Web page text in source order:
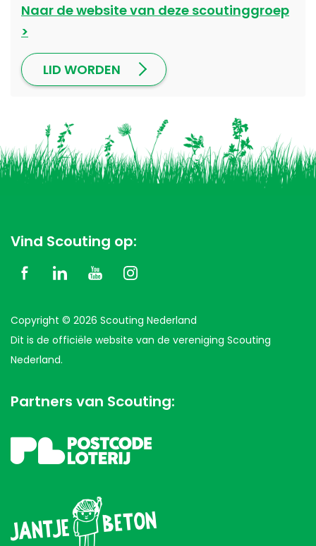
Naar de website van deze scoutinggroep
LID WORDEN
Vind Scouting op:
Copyright © 2026 Scouting Nederland
Dit is de officiële website van de vereniging Scouting
Nederland.
Partners van Scouting: